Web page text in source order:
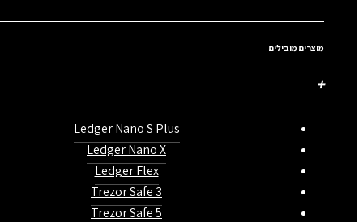
מוצרים מובילים
Ledger Nano S Plus
Ledger Nano X
Ledger Flex
Trezor Safe 3
Trezor Safe 5